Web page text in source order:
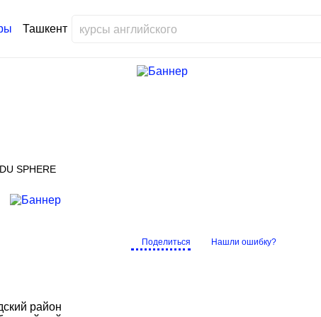
Ташкент
SPHERE
Поделиться Нашли ошибку?
район